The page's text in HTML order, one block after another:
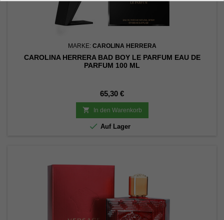
MARKE: CAROLINA HERRERA
CAROLINA HERRERA BAD BOY LE PARFUM EAU DE
PARFUM 100 ML
Preis
65,30 €
 In den Warenkorb
 Auf Lager